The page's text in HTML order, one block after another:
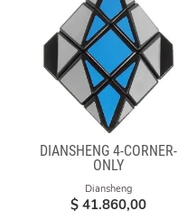
DIANSHENG 4-CORNER-
ONLY
Diansheng
$ 41.860,00